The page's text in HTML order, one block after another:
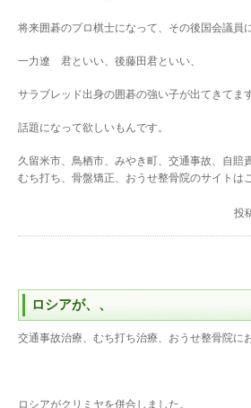
将来囲碁のプロ棋士になって、その後国会議員
一力遼 君といい、後藤田君といい、
サラブレッド出身の囲碁の強い子が出てきてます
話題になって欲しいもんです。
久留米市、鳥栖市、みやき町、交通事故、自賠
むち打ち、骨盤矯正、おうせ整骨院のサイトは
投
ロシアが、、
交通事故治療、むち打ち治療、おうせ整骨院に
ロシアがクリミヤを併合しました。